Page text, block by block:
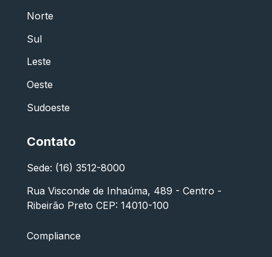
Norte
Sul
Leste
Oeste
Sudoeste
Contato
Sede: (16) 3512-8000
Rua Visconde de Inhaúma, 489 - Centro -
Ribeirão Preto CEP: 14010-100
Compliance